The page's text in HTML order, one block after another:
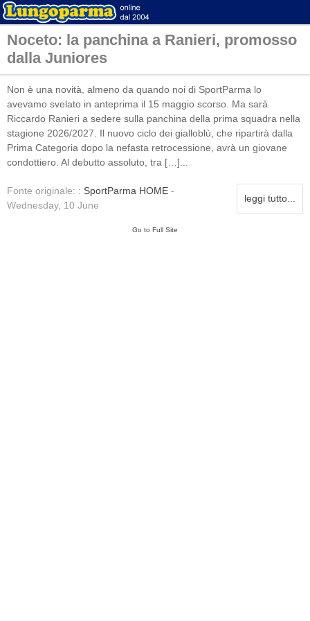
Noceto: la panchina a Ranieri, promosso
dalla Juniores
Non è una novità, almeno da quando noi di SportParma lo
avevamo svelato in anteprima il 15 maggio scorso. Ma sarà
Riccardo Ranieri a sedere sulla panchina della prima squadra nella
stagione 2026/2027. Il nuovo ciclo dei gialloblù, che ripartirà dalla
Prima Categoria dopo la nefasta retrocessione, avrà un giovane
condottiero. Al debutto assoluto, tra […]...
leggi tutto...
Fonte originale: : SportParma HOME -
Wednesday, 10 June
Go to Full Site